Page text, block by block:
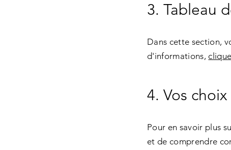
3. Tableau
Dans cette section,
d'informations,
4. Vos choix
Pour en savoir plus
et de comprendre